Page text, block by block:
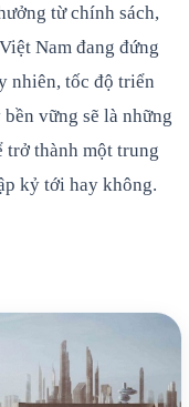
từ chính sách,
Nam đang đứng
nhiên, tốc độ triển
vững sẽ là những
trở thành một trung
kỷ tới hay không.